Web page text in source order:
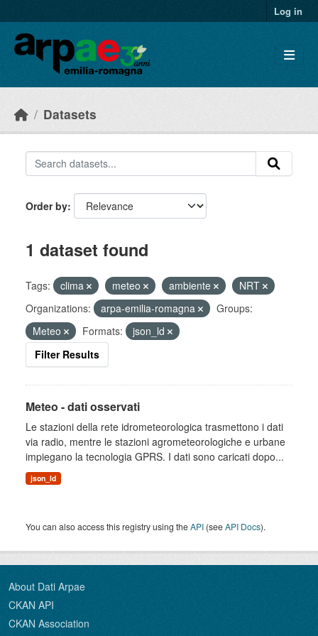
Log in
Datasets
Order by
1 dataset found
Tags: clima meteo ambiente
NRT
Organizations:
arpa-emilia-romagna
Groups:
Meteo
Formats:
json_ld
Filter Results
Meteo - dati osservati
Le stazioni della rete idrometeorologica trasmettono i dati
via radio, mentre le stazioni agrometeorologiche e urbane
impiegano la tecnologia GPRS. I dati sono caricati dopo...
json_ld
You can also access this registry using theAPI (seeAPI Docs).
About Dati Arpae
CKAN API
CKAN Association